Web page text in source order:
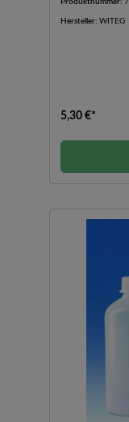
Produktnummer:
Hersteller: WITEG
5,30 €*